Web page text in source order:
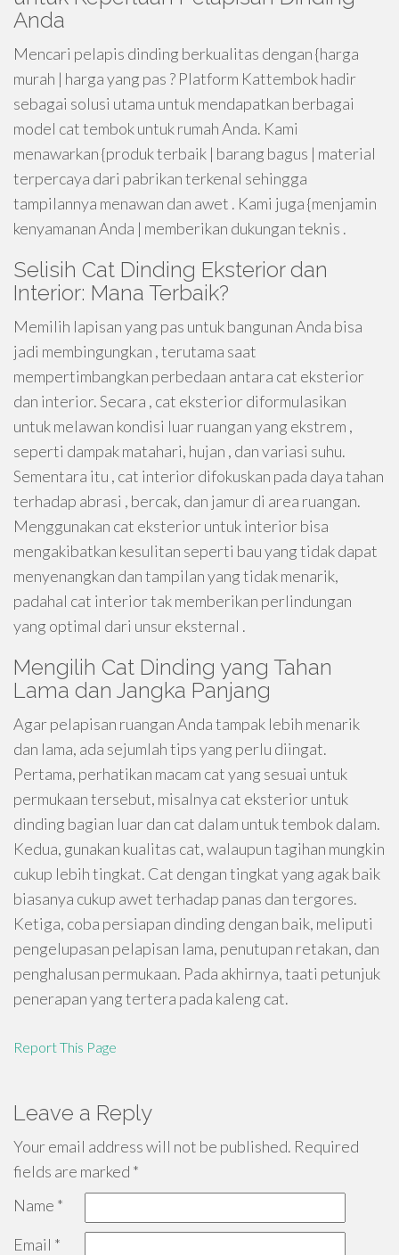
Anda
Mencari pelapis dinding berkualitas dengan {harga
murah | harga yang pas ? Platform Kattembok hadir
sebagai solusi utama untuk mendapatkan berbagai
model cat tembok untuk rumah Anda. Kami
menawarkan {produk terbaik | barang bagus | material
terpercaya dari pabrikan terkenal sehingga
tampilannya menawan dan awet . Kami juga {menjamin
kenyamanan Anda | memberikan dukungan teknis .
Selisih Cat Dinding Eksterior dan
Interior: Mana Terbaik?
Memilih lapisan yang pas untuk bangunan Anda bisa
jadi membingungkan , terutama saat
mempertimbangkan perbedaan antara cat eksterior
dan interior. Secara , cat eksterior diformulasikan
untuk melawan kondisi luar ruangan yang ekstrem ,
seperti dampak matahari, hujan , dan variasi suhu.
Sementara itu , cat interior difokuskan pada daya tahan
terhadap abrasi , bercak, dan jamur di area ruangan.
Menggunakan cat eksterior untuk interior bisa
mengakibatkan kesulitan seperti bau yang tidak dapat
menyenangkan dan tampilan yang tidak menarik,
padahal cat interior tak memberikan perlindungan
yang optimal dari unsur eksternal .
Mengilih Cat Dinding yang Tahan
Lama dan Jangka Panjang
Agar pelapisan ruangan Anda tampak lebih menarik
dan lama, ada sejumlah tips yang perlu diingat.
Pertama, perhatikan macam cat yang sesuai untuk
permukaan tersebut, misalnya cat eksterior untuk
dinding bagian luar dan cat dalam untuk tembok dalam.
Kedua, gunakan kualitas cat, walaupun tagihan mungkin
cukup lebih tingkat. Cat dengan tingkat yang agak baik
biasanya cukup awet terhadap panas dan tergores.
Ketiga, coba persiapan dinding dengan baik, meliputi
pengelupasan pelapisan lama, penutupan retakan, dan
penghalusan permukaan. Pada akhirnya, taati petunjuk
penerapan yang tertera pada kaleng cat.
Report This Page
Leave a Reply
Your email address will not be published. Required
fields are marked *
Name *
Email *